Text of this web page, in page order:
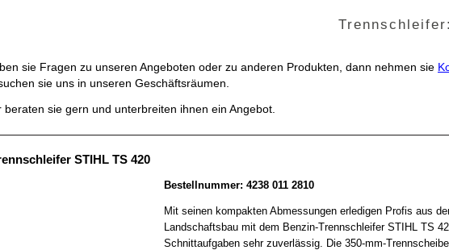
sie Fragen zu unseren Angeboten oder zu anderen Produkten, dann nehmen sie
sie uns in unseren Geschäftsräumen.
beraten sie gern und unterbreiten ihnen ein Angebot.
STIHL TS 420
Bestellnummer: 4238 011 2810
Mit seinen kompakten Abmessungen erledigen Profis aus
Landschaftsbau mit dem Benzin-Trennschleifer STIHL TS
Schnittaufgaben sehr zuverlässig. Die 350-mm-